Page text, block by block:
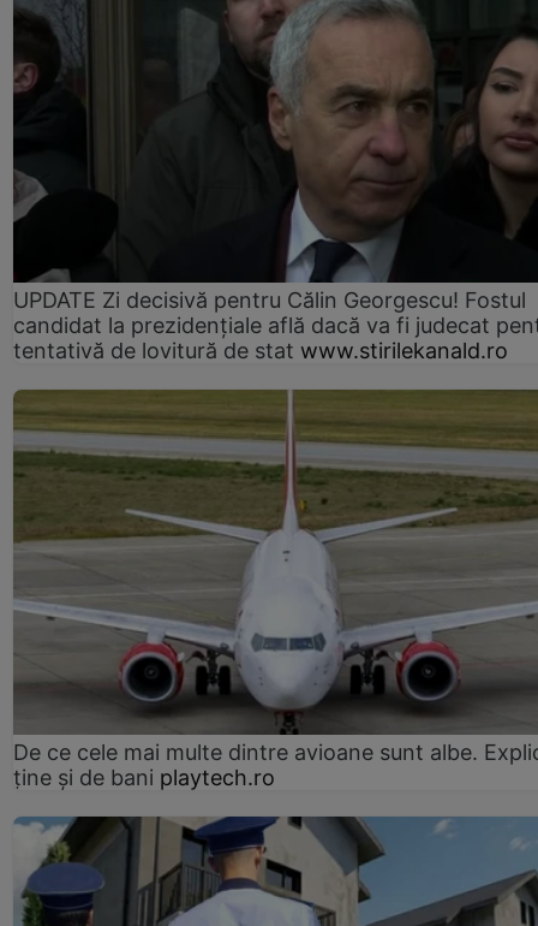
UPDATE Zi decisivă pentru Călin Georgescu! Fostul
candidat la prezidențiale află dacă va fi judecat
tentativă de lovitură de stat www.stirilekanald.ro
De ce cele mai multe dintre avioane sunt albe.
ține și de bani playtech.ro